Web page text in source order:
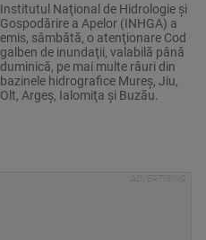
Institutul Naţional de Hidrologie şi
Gospodărire a Apelor (INHGA) a
emis, sâmbătă, o atenţionare Cod
galben de inundaţii, valabilă până
duminică, pe mai multe râuri din
bazinele hidrografice Mureş, Jiu,
Olt, Argeş, Ialomiţa şi Buzău.